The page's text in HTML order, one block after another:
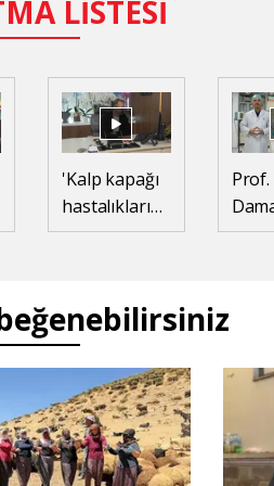
LİSTESİ
'Kalp kapağı
hastalıklarını
ameliyatsız
hastalar 2
günde
taburcu
olabiliyor'
Prof.